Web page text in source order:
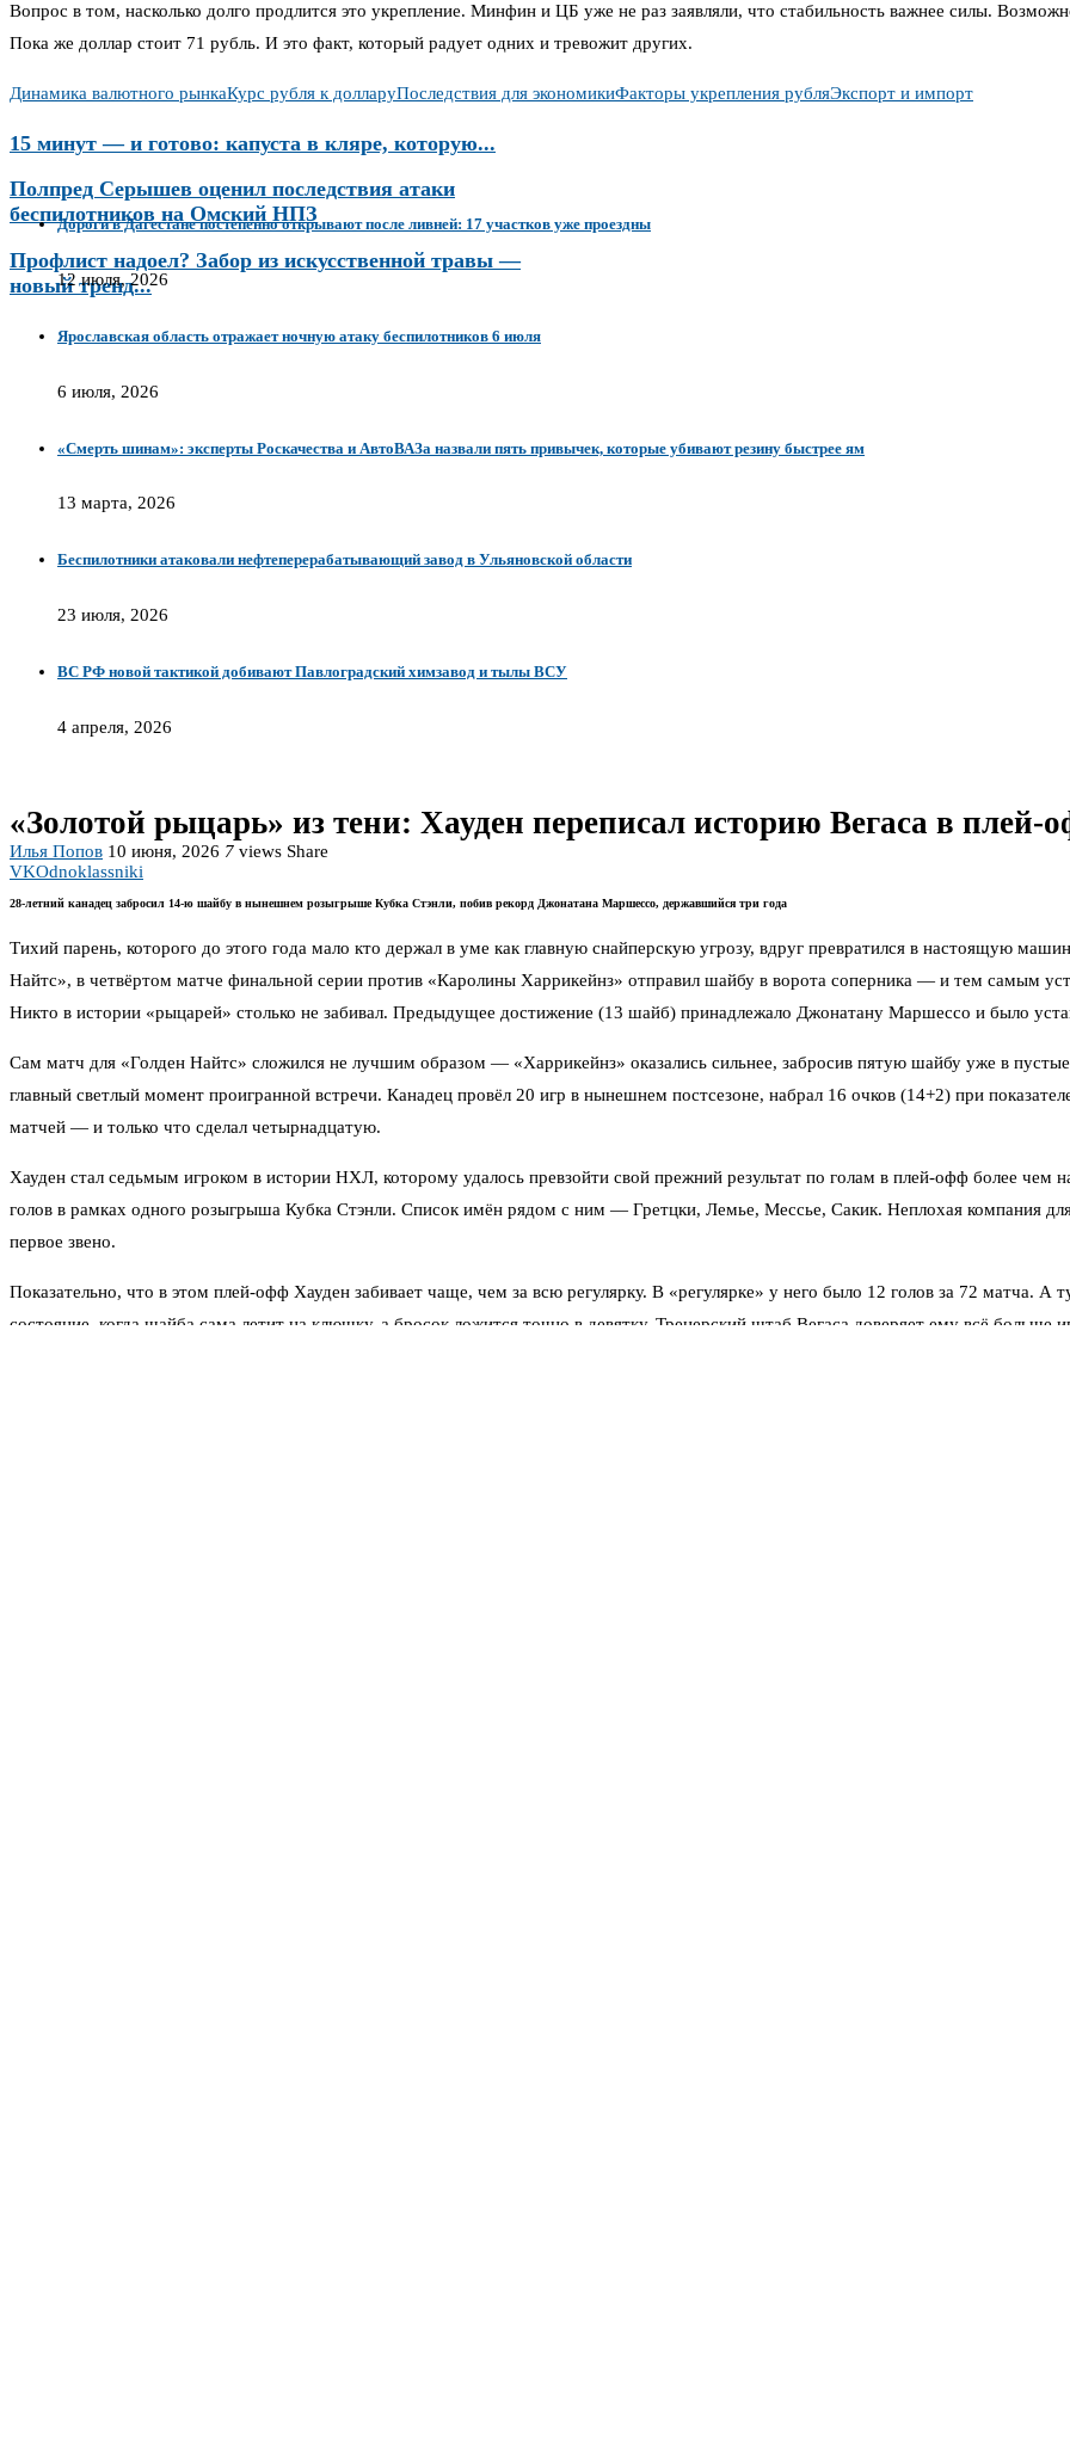
Вопрос в том, насколько долго продлится это укрепление. Минфин и ЦБ уже не раз заявляли, что стабильность важнее силы.
Пока же доллар стоит 71 рубль. И это факт, который радует одних и тревожит других.
Динамика валютного рынкаКурс рубля к долларуПоследствия для экономикиФакторы укрепления рубляЭкспорт и импорт
15 минут — и готово: капуста в кляре, которую...
Полпред Серышев оценил последствия атаки
беспилотников на Омский НПЗ
Профлист надоел? Забор из искусственной травы —
новый тренд...
Дороги в Дагестане постепенно открывают после ливней: 17 участков уже проездны
12 июля, 2026
Ярославская область отражает ночную атаку беспилотников 6 июля
6 июля, 2026
«Смерть шинам»: эксперты Роскачества и АвтоВАЗа назвали пять привычек, которые убивают резину быстрее ям
13 марта, 2026
Беспилотники атаковали нефтеперерабатывающий завод в Ульяновской области
23 июля, 2026
ВС РФ новой тактикой добивают Павлоградский химзавод и тылы ВСУ
4 апреля, 2026
«Золотой рыцарь» из тени: Хауден переписал историю Вегаса в плей-
Илья Попов 10 июня, 2026 7 views Share
VKOdnoklassniki
28-летний канадец забросил 14-ю шайбу в нынешнем розыгрыше Кубка Стэнли, побив рекорд Джонатана Маршессо, державшийся три года
Тихий парень, которого до этого года мало кто держал в уме как главную снайперскую угрозу, вдруг превратился в настоящую
Найтс», в четвёртом матче финальной серии против «Каролины Харрикейнз» отправил шайбу в ворота соперника — и тем самым
Никто в истории «рыцарей» столько не забивал. Предыдущее достижение (13 шайб) принадлежало Джонатану Маршессо и было
Сам матч для «Голден Найтс» сложился не лучшим образом — «Харрикейнз» оказались сильнее, забросив пятую шайбу уже в
главный светлый момент проигранной встречи. Канадец провёл 20 игр в нынешнем постсезоне, набрал 16 очков (14+2) при
матчей — и только что сделал четырнадцатую.
Хауден стал седьмым игроком в истории НХЛ, которому удалось превзойти свой прежний результат по голам в плей-офф более чем
голов в рамках одного розыгрыша Кубка Стэнли. Список имён рядом с ним — Гретцки, Лемье, Мессье, Сакик. Неплохая компания для
первое звено.
Показательно, что в этом плей-офф Хауден забивает чаще, чем за всю регулярку. В «регулярке» у него было 12 голов за 72 матча. А
состояние, когда шайба сама летит на клюшку, а бросок ложится точно в девятку. Тренерский штаб Вегаса доверяет ему всё